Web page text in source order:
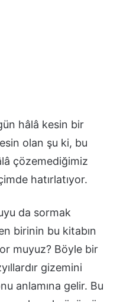
hâlâ kesin bir
olan şu ki, bu
çözemediğimiz
hatırlatıyor.
da sormak
birinin bu kitabın
muyuz? Böyle bir
gizemini
anlamına gelir. Bu